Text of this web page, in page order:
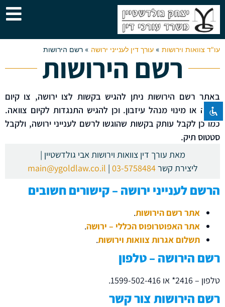
סמן כותרות
צבע רקע
zoom_out זום (הקטנה)
zoom_in זום (הגדלה)
remove_circle_outline הקטנת גופן
הגדלת גופן
brightness_high ניגודיות בהירה
brightness_low ניגודיות כהה
format_underlined הוסף קו תחתון לקישורים
סמן קישורים
לאפס את כל האפשרויות
cached
השארת משוב
עו"ד צוואות וירושות » עורך דין לענייני ירושה » רשם הירושות
רשם הירושות
באתר רשם הירושות ניתן להגיש בקשות לצו ירושה, צו קיום
צוואה או מינוי מנהל עיזבון. וכן להגיש התנגדות לקיום צוואה.
כמו כן לקבל עותק בקשות שהוגשו לרשם לענייני ירושה, ולקבל
סטטוס תיק.
מאת עורך דין צוואות וירושות אבי גולדשטיין |
ליצירת קשר03-5758484
|
main@ygoldlaw.co.il
הרשם לענייני ירושה – קישורים חשובים
אתר רשם הירושות.
אתר האפוטרופוס הכללי – ירושה.
תשלום אגרות צוואות וירושות.
רשם הירושה – טלפון
טלפון – 2416* או 1599-502-416.
רשם הירושות צור קשר